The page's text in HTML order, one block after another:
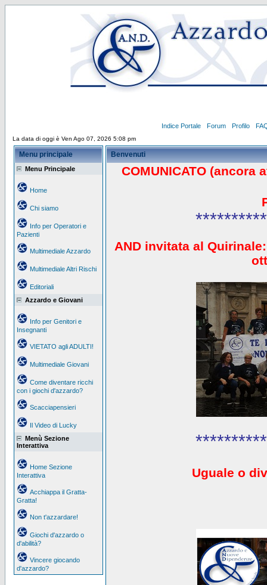
Indice Portale Forum Profilo
La data di oggi è Ven Ago 07, 2026 5:08 pm
Menu principale
Menu Principale
Home
Chi siamo
Info per Operatori e
Pazienti
Multimediale Azzardo
Multimediale Altri Rischi
Editoriali
Azzardo e Giovani
Info per Genitori e
Insegnanti
VIETATO agli ADULTI!
Multimediale Giovani
Come diventare ricchi
con i giochi d'azzardo?
Scacciapensieri
Il Video di Lucky
Menù Sezione
Interattiva
Home Sezione
Interattiva
Acchiappa il Gratta-
Gratta!
Non t'azzardare!
Giochi d'azzardo o
d'abilità?
Vincere giocando
d'azzardo?
Benvenuti
COMUNICATO (ancora
AND invitata al
Uguale o